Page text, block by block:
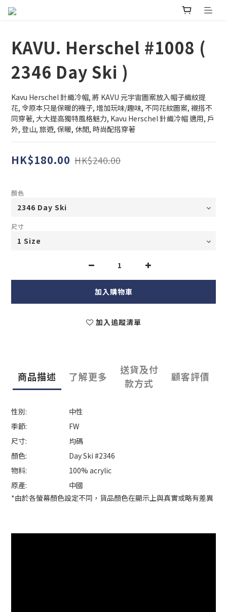
KAVU. Herschel #1008 (
2346 Day Ski )
Kavu Herschel 針織冷帽, 將 KAVU 元宇宙圖案放入帽子織紋提
花, 令原本只是保暖的襪子, 增加玩味/趣味, 不同花紋圖案, 襯搭不
同穿著, 大大提高獨特風格魅力, Kavu Herschel 針織冷帽 適用, 戶
外, 登山, 旅遊, 保暖, 休閒, 時尚配搭穿著
HK$180.00 HK$240.00
顏色
尺寸
加入購物車
加入追蹤清單
商品描述 了解更多
送貨及付
款方式
顧客評價
性別:
中性
季節:
FW
尺寸:
均碼
顏色:
Day Ski #2346
物料:
100% acrylic
原產:
中國
*由於各螢幕顏色設定不同，貨品顏色在顯示上與真實或略有差異